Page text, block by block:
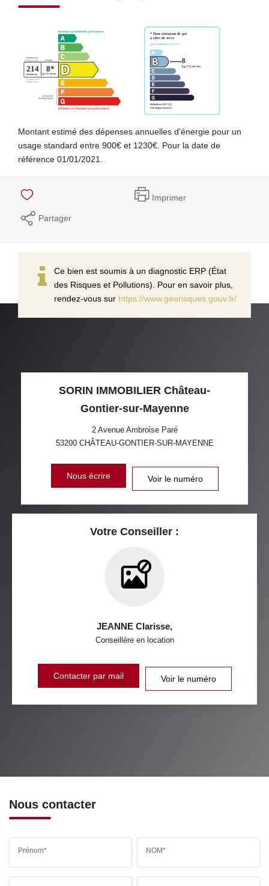
Montant estimé des dépenses annuelles d'énergie pour un
usage standard entre 900€ et 1230€. Pour la date de
référence 01/01/2021.
Imprimer
Partager
Ce bien est soumis à un diagnostic ERP (État
des Risques et Pollutions). Pour en savoir plus,
rendez-vous sur https://www.georisques.gouv.fr/
SORIN IMMOBILIER Château-
Gontier-sur-Mayenne
2 Avenue Ambroise Paré
53200 CHÂTEAU-GONTIER-SUR-MAYENNE
Nous écrire Voir le numéro
Votre Conseiller :
JEANNE Clarisse,
Conseillère en location
Contacter par mail Voir le numéro
Nous contacter
Prénom* NOM*